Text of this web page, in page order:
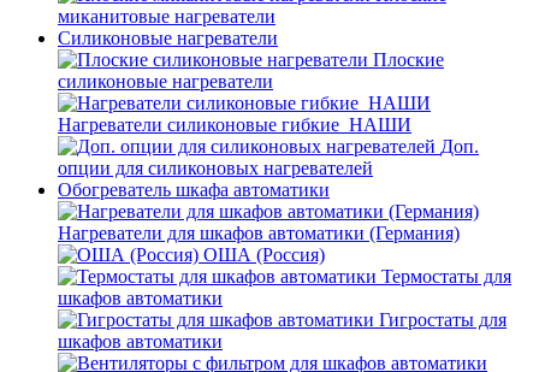
миканитовые нагреватели
Силиконовые нагреватели
Плоские
силиконовые нагреватели
Нагреватели силиконовые гибкие_НАШИ
Доп.
опции для силиконовых нагревателей
Обогреватель шкафа автоматики
Нагреватели для шкафов автоматики (Германия)
ОША (Россия)
Термостаты для
шкафов автоматики
Гигростаты для
шкафов автоматики